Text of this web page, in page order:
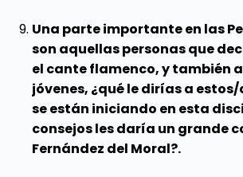
Una parte importante en las
son aquellas personas que
el cante flamenco, y también
jóvenes, ¿qué le dirías a
se están iniciando en esta
consejos les daría un grande
Fernández del Moral?.